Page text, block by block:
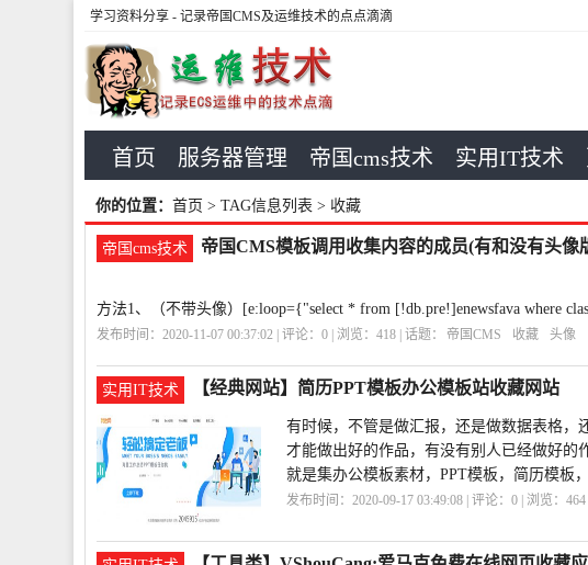
学习资料分享 - 记录帝国CMS及运维技术的点点滴滴
首页 服务器管理 帝国cms技术 实用IT技术
你的位置： 首页 > TAG信息列表 > 收藏
帝国cms技术 帝国CMS模板调用收集内容的成员(有和没有头像
方法1、（不带头像）[e:loop={"select * from [!db.pre!]enewsfava where
发布时间：2020-11-07 00:37:02 | 评论： 0 | 浏览： 418 | 话题： 帝国CMS 收藏 头像
实用IT技术 【经典网站】简历PPT模板办公模板站收藏网站
有时候，不管是做汇报，还是做数据表格，
才能做出好的作品，有没有别人已经做好的
就是集办公模板素材，PPT模板，简历模板
发布时间：2020-09-17 03:49:08 | 评论：0 | 浏览：464